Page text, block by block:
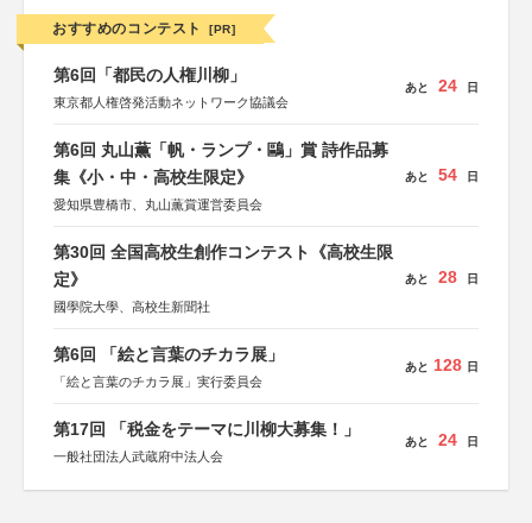
おすすめのコンテスト [PR]
第6回「都民の人権川柳」
東京都人権啓発活動ネットワーク協議会
あと 24 日
第6回 丸山薫「帆・ランプ・鷗」賞 詩作品募
集《小・中・高校生限定》
愛知県豊橋市、丸山薫賞運営委員会
あと 54 日
第30回 全国高校生創作コンテスト《高校生限
定》
國學院大學、高校生新聞社
あと 28 日
第6回 「絵と言葉のチカラ展」
「絵と言葉のチカラ展」実行委員会
あと 128 日
第17回 「税金をテーマに川柳大募集！」
一般社団法人武蔵府中法人会
あと 24 日